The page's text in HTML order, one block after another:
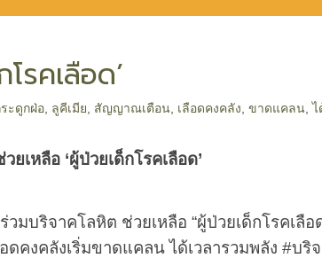
รคเลือด’
ะดูกฝ่อ ลูคีเมีย สัญญาณเตือน เลือดคงคลัง ,ขาดแคลน ,ไ
ยเหลือ ‘ผู้ป่วยเด็กโรคเลือด’
มบริจาคโลหิต ช่วยเหลือ “ผู้ป่วยเด็กโรคเลือ
คงคลังเริ่มขาดแคลน ได้เวลารวมพลัง #บริ